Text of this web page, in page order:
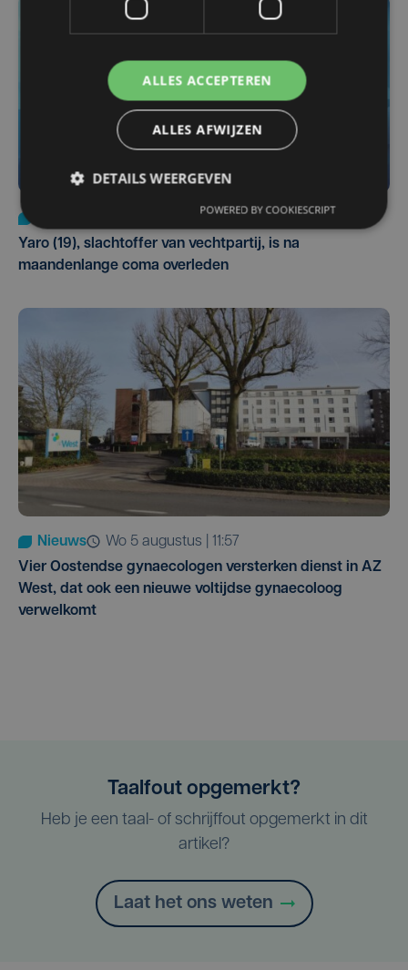
do 6 augustus | 21:30
Yaro (19), slachtoffer van vechtpartij, is na
maandenlange coma overleden
Nieuws
wo 5 augustus | 11:57
Vier Oostendse gynaecologen versterken dienst in AZ
West, dat ook een nieuwe voltijdse gynaecoloog
verwelkomt
Taalfout opgemerkt?
Heb je een taal- of schrijffout opgemerkt in dit
artikel?
Laat het ons weten
ALLES ACCEPTEREN
ALLES AFWIJZEN
DETAILS WEERGEVEN
POWERED BY COOKIESCRIPT